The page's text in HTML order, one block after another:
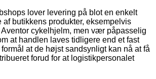
lover levering på blot en enkelt
af butikkens produkter, eksempelvis
cykelhjelm, men vær påpasselig
at handlen laves tidligere end et fast
at de højst sandsynligt kan nå at få
forud for at logistikpersonalet